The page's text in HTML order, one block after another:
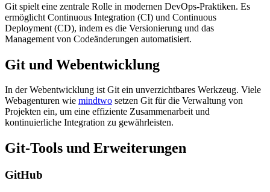
Git spielt eine zentrale Rolle in modernen DevOps-Praktiken. Es
ermöglicht Continuous Integration (CI) und Continuous
Deployment (CD), indem es die Versionierung und das
Management von Codeänderungen automatisiert.
Git und Webentwicklung
In der Webentwicklung ist Git ein unverzichtbares Werkzeug. Viele
Webagenturen wie mindtwo setzen Git für die Verwaltung von
Projekten ein, um eine effiziente Zusammenarbeit und
kontinuierliche Integration zu gewährleisten.
Git-Tools und Erweiterungen
GitHub